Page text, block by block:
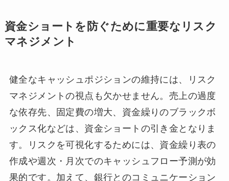
資金ショートを防ぐために重要なリスク
マネジメント
健全なキャッシュポジションの維持には、リスク
マネジメントの視点も欠かせません。売上の過度
な依存先、固定費の増大、資金繰りのブラックボ
ックス化などは、資金ショートの引き金となりま
す。リスクを可視化するためには、資金繰り表の
作成や週次・月次でのキャッシュフロー予測が効
果的です。加えて、銀行とのコミュニケーション